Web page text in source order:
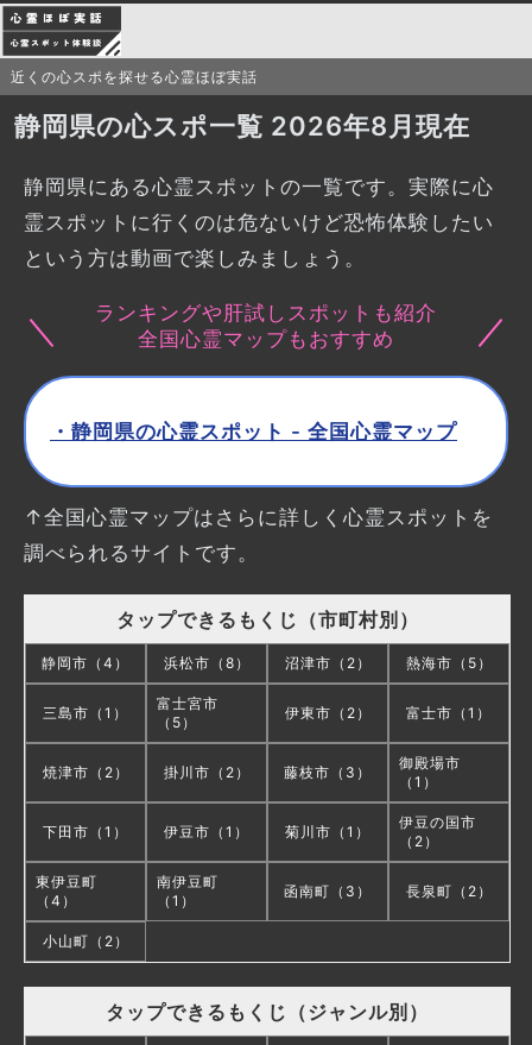
近くの心スポを探せる心霊ほぼ実話
静岡県の心スポ一覧 2026年8月現在
静岡県にある心霊スポットの一覧です。実際に心
霊スポットに行くのは危ないけど恐怖体験したい
という方は動画で楽しみましょう。
ランキングや肝試しスポットも紹介
全国心霊マップもおすすめ
・静岡県の心霊スポット - 全国心霊マップ
↑全国心霊マップはさらに詳しく心霊スポットを
調べられるサイトです。
タップできるもくじ（市町村別）
静岡市（4） 浜松市（8） 沼津市（2） 熱海市（5）
三島市（1）
富士宮市
（5）
伊東市（2） 富士市（1）
焼津市（2） 掛川市（2） 藤枝市（3）
御殿場市
（1）
下田市（1） 伊豆市（1） 菊川市（1）
伊豆の国市
（2）
東伊豆町
（4）
南伊豆町
（1）
函南町（3） 長泉町（2）
小山町（2）
タップできるもくじ（ジャンル別）